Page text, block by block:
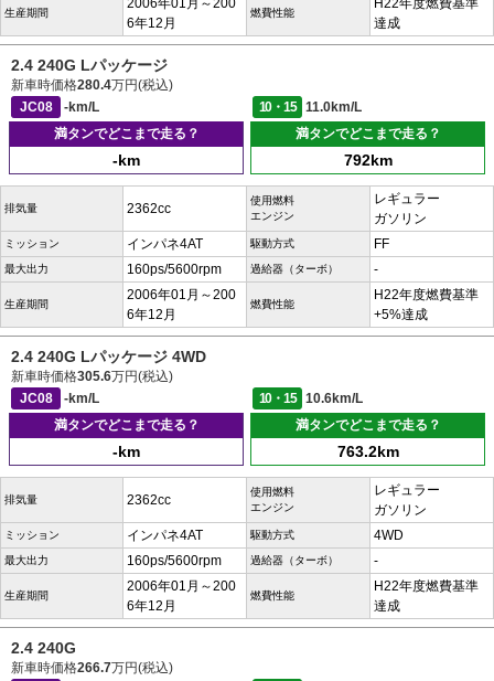
生産期間
2006年01月～200
6年12月
燃費性能
H22年度燃費基準
達成
2.4 240G Lパッケージ
新車時価格280.4万円(税込)
JC08
-km/L 10・15
11.0km/L
満タンでどこまで走る？
-km
満タンでどこまで走る？
792km
排気量 2362cc
使用燃料
エンジン
レギュラー
ガソリン
ミッション インパネ4AT 駆動方式 FF
最大出力 160ps/5600rpm 過給器（ターボ） -
生産期間
2006年01月～200
6年12月
燃費性能
H22年度燃費基準
+5%達成
2.4 240G Lパッケージ 4WD
新車時価格305.6万円(税込)
JC08
-km/L 10・15
10.6km/L
満タンでどこまで走る？
-km
満タンでどこまで走る？
763.2km
排気量 2362cc
使用燃料
エンジン
レギュラー
ガソリン
ミッション インパネ4AT 駆動方式 4WD
最大出力 160ps/5600rpm 過給器（ターボ） -
生産期間
2006年01月～200
6年12月
燃費性能
H22年度燃費基準
達成
2.4 240G
新車時価格266.7万円(税込)